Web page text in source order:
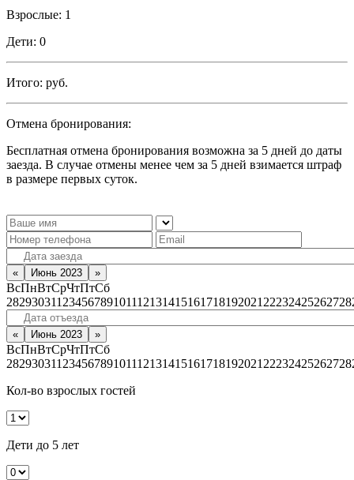
Взрослые: 1
Дети: 0
Итого: руб.
Отмена бронирования:
Бесплатная отмена бронирования возможна за 5 дней до даты
заезда. В случае отмены менее чем за 5 дней взимается штраф
в размере первых суток.
« Июнь 2023 »
ВсПнВтСрЧтПтСб
282930311 23456789101112131415161718192021 22232425262728
« Июнь 2023 »
ВсПнВтСрЧтПтСб
282930311 23456789101112131415161718192021 22232425262728
Кол-во взрослых гостей
Дети до 5 лет